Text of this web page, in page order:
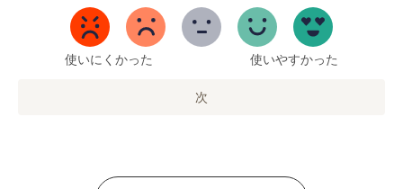
使いにくかった 使いやすかった
次